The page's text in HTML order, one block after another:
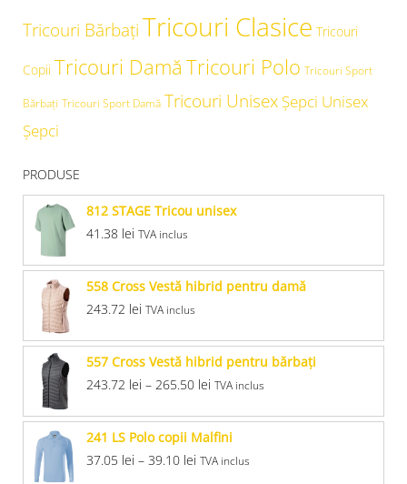
Tricouri BărbațiTricouri Clasice Tricouri
Copii Tricouri Damă Tricouri Polo Tricouri Sport
Bărbați Tricouri Sport Damă Tricouri Unisex Şepci Unisex
Șepci
PRODUSE
812 STAGE Tricou unisex
41.38 lei TVA inclus
558 Cross Vestă hibrid pentru damă
243.72 lei TVA inclus
557 Cross Vestă hibrid pentru bărbaţi
243.72 lei – 265.50 lei TVA inclus
241 LS Polo copii Malfini
37.05 lei – 39.10 lei TVA inclus